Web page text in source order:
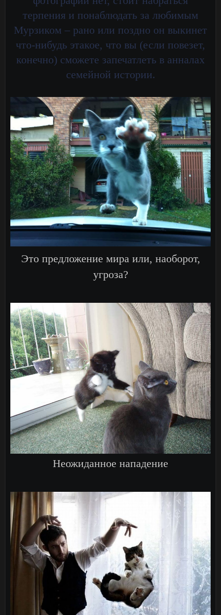
терпения и понаблюдать за любимым
Мурзиком – рано или поздно он выкинет
что-нибудь этакое, что вы (если повезет,
конечно) сможете запечатлеть в анналах
семейной истории.
Это предложение мира или, наоборот,
угроза?
Неожиданное нападение